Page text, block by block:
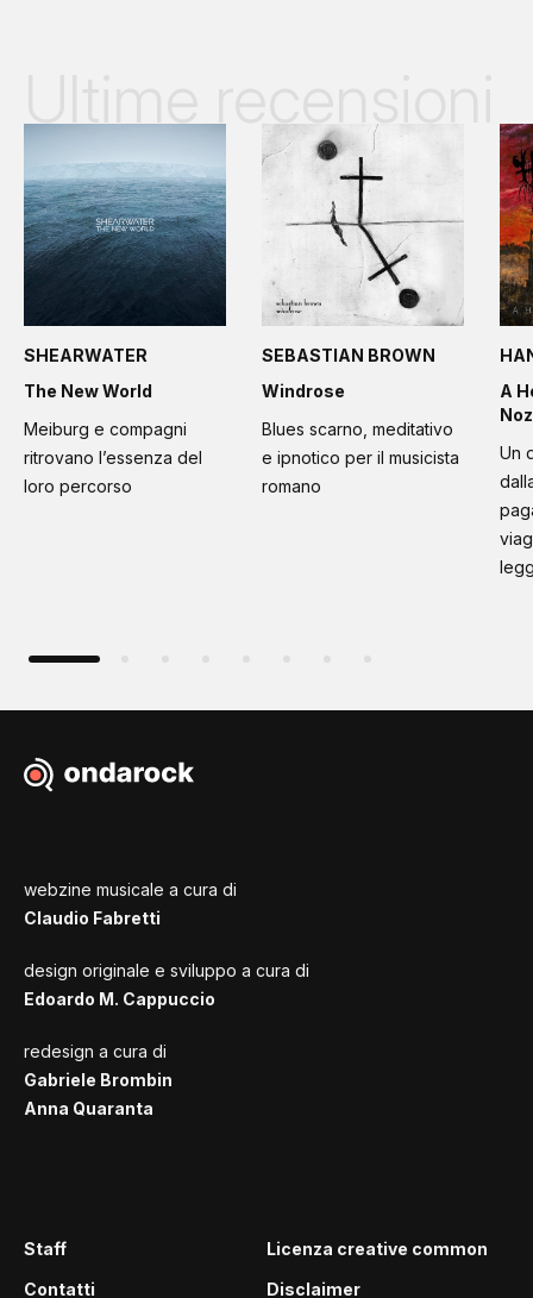
SHEARWATER
The New World
Meiburg e compagni
ritrovano l’essenza del
loro percorso
SEBASTIAN BROWN
Windrose
Blues scarno, meditativo
e ipnotico per il musicista
romano
A
Noz
Un
webzine musicale a cura di
Claudio Fabretti
design originale e sviluppo a cura di
Edoardo M. Cappuccio
redesign a cura di
Gabriele Brombin
Anna Quaranta
Staff
Contatti
Licenza creative common
Disclaimer